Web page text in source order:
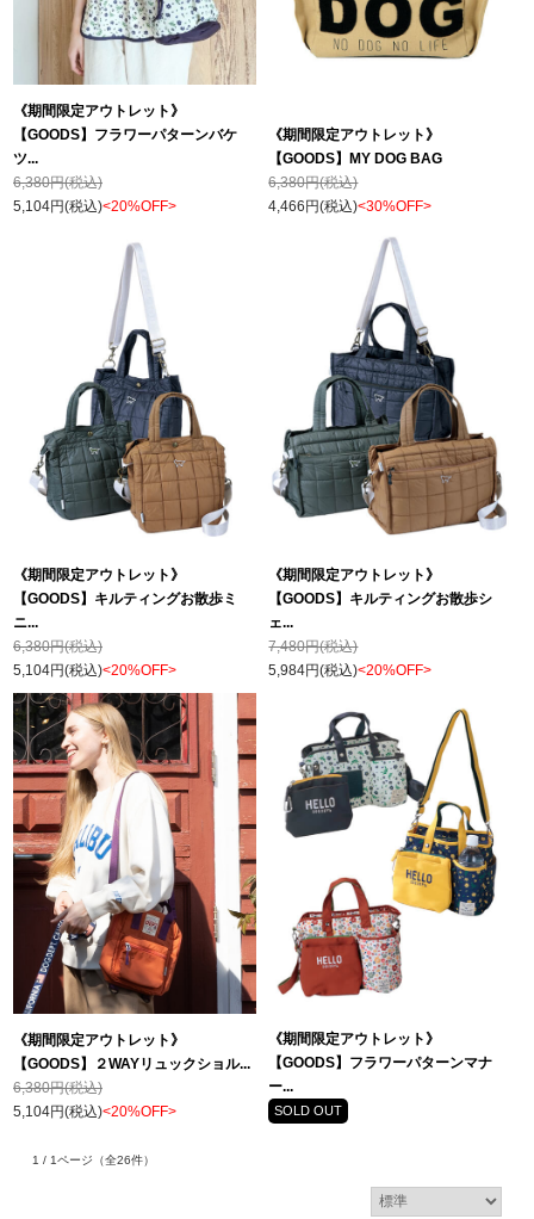
《期間限定アウトレット》
【GOODS】フラワーパターンバケ
ツ...
6,380円(税込)
5,104円(税込)<20%OFF>
《期間限定アウトレット》
【GOODS】MY DOG BAG
6,380円(税込)
4,466円(税込)<30%OFF>
《期間限定アウトレット》
【GOODS】キルティングお散歩ミ
ニ...
6,380円(税込)
5,104円(税込)<20%OFF>
《期間限定アウトレット》
【GOODS】キルティングお散歩シ
ェ...
7,480円(税込)
5,984円(税込)<20%OFF>
《期間限定アウトレット》
【GOODS】２WAYリュックショル...
6,380円(税込)
5,104円(税込)<20%OFF>
《期間限定アウトレット》
【GOODS】フラワーパターンマナ
ー...
SOLD OUT
1 / 1ページ （全26件）